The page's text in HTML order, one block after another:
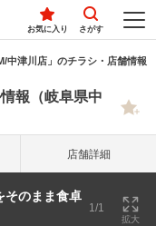
お気に入り さがす
中津川店」のチラシ・店舗情報
報（岐阜県中
店舗詳細
そのまま食卓
1/1
拡大